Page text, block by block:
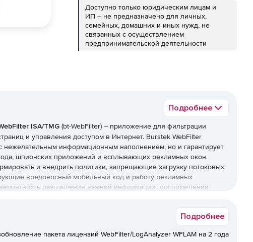
Доступно только юридическим лицам и
ИП – не предназначено для личных,
семейных, домашних и иных нужд, не
связанных с осуществлением
предпринимательской деятельности
Подробнее
ISA/TMG (bt-WebFilter) – приложение для фильтрации
и управления доступом в Интернет. Burstek WebFilter
нежелательным информационным наполнением, но и гарантирует
шпионских приложений и всплывающих рекламных окон.
и внедрить политики, запрещающие загрузку потоковых
вредоносный мобильный код и работу рекламных
разглашения важной информации при посещении
Все операции выполняются в автоматическом режиме, с
обновлений.
Подробнее
пакета лицензий WebFilter/LogAnalyzer WFLAM на 2 года